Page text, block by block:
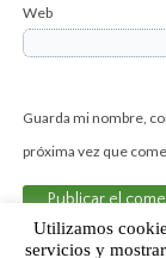
Web
Guarda mi nombre,
próxima vez que
Utilizamos
servicios y